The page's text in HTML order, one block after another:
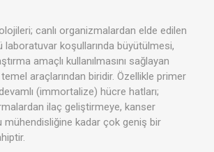
canlı organizmalardan elde edilen
koşullarında büyütülmesi,
amaçlı kullanılmasını sağlayan
araçlarından biridir. Özellikle primer
(immortalize) hücre hatları;
ilaç geliştirmeye, kanser
mühendisliğine kadar çok geniş bir